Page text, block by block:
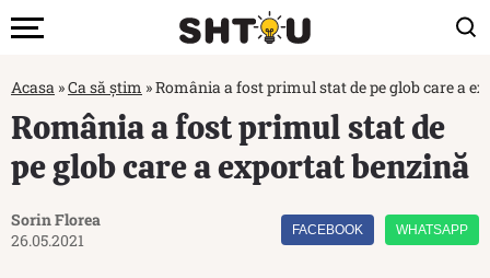
Acasa »Ca să știm »România a fost primul stat de pe glob care a
România a fost primul stat de
pe glob care a exportat benzină
Sorin Florea
26.05.2021
FACEBOOK WHATSAPP